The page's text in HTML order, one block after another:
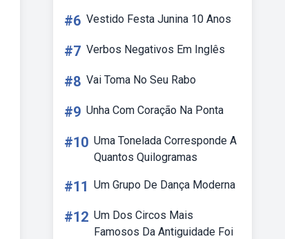
#6 Vestido Festa Junina 10 Anos
#7 Verbos Negativos Em Inglês
#8 Vai Toma No Seu Rabo
#9 Unha Com Coração Na Ponta
#10 Uma Tonelada Corresponde A
Quantos Quilogramas
#11 Um Grupo De Dança Moderna
#12 Um Dos Circos Mais
Famosos Da Antiguidade Foi